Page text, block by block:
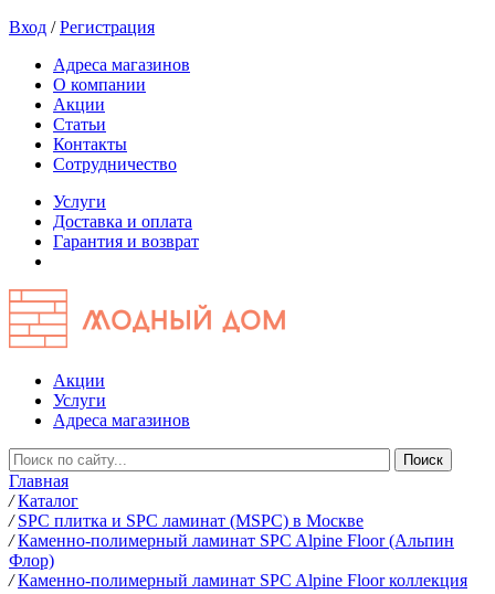
Вход /Регистрация
Адреса магазинов
О компании
Акции
Статьи
Контакты
Сотрудничество
Услуги
Доставка и оплата
Гарантия и возврат
Акции
Услуги
Адреса магазинов
Главная
/ Каталог
/ SPC плитка и SPC ламинат (MSPC) в Москве
/ Каменно-полимерный ламинат SPC Alpine Floor (Альпин
Флор)
/ Каменно-полимерный ламинат SPC Alpine Floor коллекция